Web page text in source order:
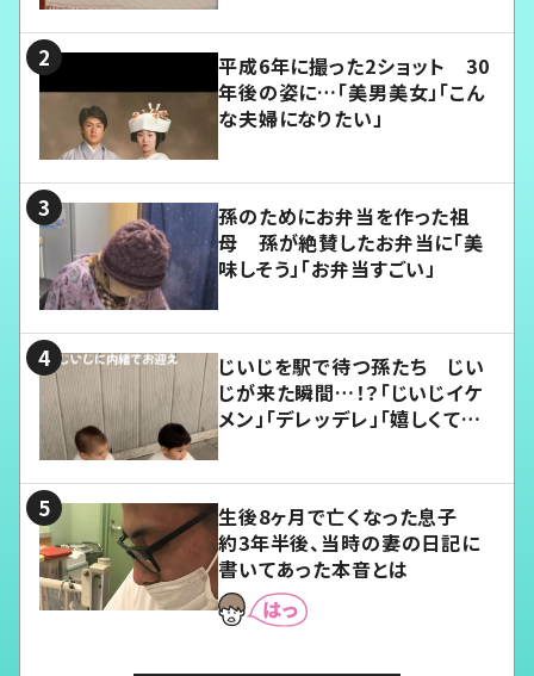
平成6年に撮った2ショット 30
年後の姿に…「美男美女」「こん
な夫婦になりたい」
孫のためにお弁当を作った祖
母 孫が絶賛したお弁当に「美
味しそう」「お弁当すごい」
じいじを駅で待つ孫たち じい
じが来た瞬間…！？「じいじイケ
メン」「デレッデレ」「嬉しくて可
生後8ヶ月で亡くなった息子
約3年半後、当時の妻の日記に
書いてあった本音とは